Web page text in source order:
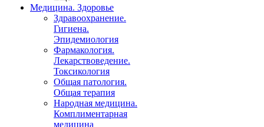
Медицина. Здоровье
Здравоохранение.
Гигиена.
Эпидемиология
Фармакология.
Лекарствоведение.
Токсикология
Общая патология.
Общая терапия
Народная медицина.
Комплиментарная
медицина